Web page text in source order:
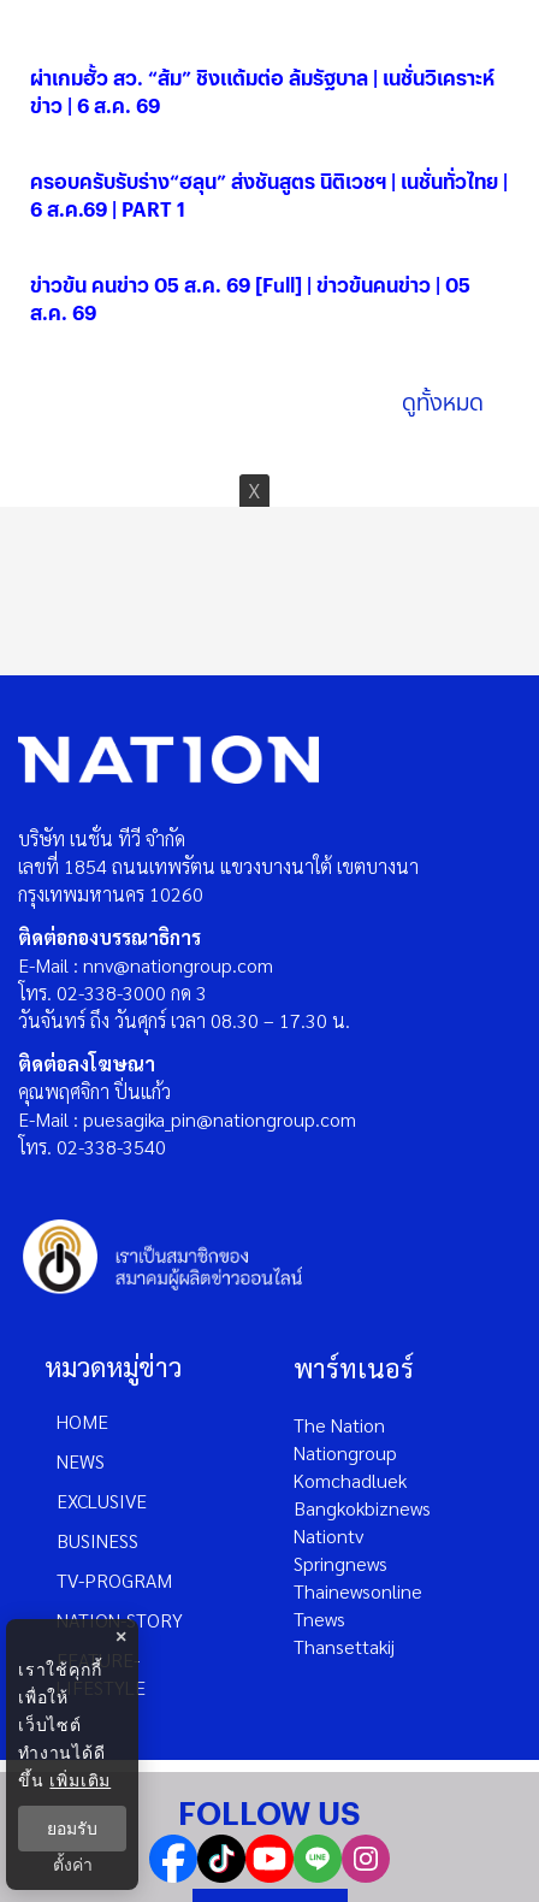
ผ่าเกมฮั้ว สว. “ส้ม” ชิงแต้มต่อ ล้มรัฐบาล | เนชั่นวิเคราะห์
ข่าว | 6 ส.ค. 69
ครอบครับรับร่าง“ฮลุน” ส่งชันสูตร นิติเวชฯ | เนชั่นทั่วไทย |
6 ส.ค.69 | PART 1
ข่าวข้น คนข่าว 05 ส.ค. 69 [Full] | ข่าวข้นคนข่าว | 05
ส.ค. 69
ดูทั้งหมด
บริษัท เนชั่น ทีวี จำกัด
เลขที่ 1854 ถนนเทพรัตน แขวงบางนาใต้ เขตบางนา
กรุงเทพมหานคร 10260
ติดต่อกองบรรณาธิการ
E-Mail : nnv@nationgroup.com
โทร. 02-338-3000 กด 3
วันจันทร์ ถึง วันศุกร์ เวลา 08.30 – 17.30 น.
ติดต่อลงโฆษณา
คุณพฤศจิกา ปิ่นแก้ว
E-Mail : puesagika_pin@nationgroup.com
โทร. 02-338-3540
หมวดหมู่ข่าว
HOME
NEWS
EXCLUSIVE
BUSINESS
TV-PROGRAM
NATION-STORY
FEATURE-
LIFESTYLE
พาร์ทเนอร์
The Nation
Nationgroup
Komchadluek
Bangkokbiznews
Nationtv
Springnews
Thainewsonline
Tnews
Thansettakij
FOLLOW US
×
เราใช้คุกกี้
เพื่อให้
เว็บไซต์
ทำงานได้ดี
ขึ้น เพิ่มเติม
ยอมรับ
ตั้งค่า